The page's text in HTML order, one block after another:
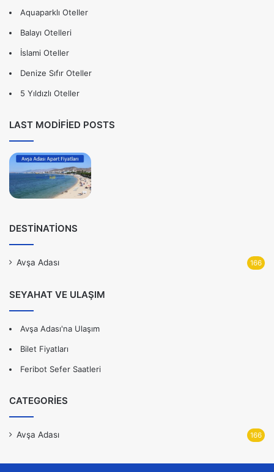
Aquaparklı Oteller
Balayı Otelleri
İslami Oteller
Denize Sıfır Oteller
5 Yıldızlı Oteller
LAST MODIFIED POSTS
DESTINATIONS
Avşa Adası 166
SEYAHAT VE ULAŞIM
Avşa Adası'na Ulaşım
Bilet Fiyatları
Feribot Sefer Saatleri
CATEGORIES
Avşa Adası 166